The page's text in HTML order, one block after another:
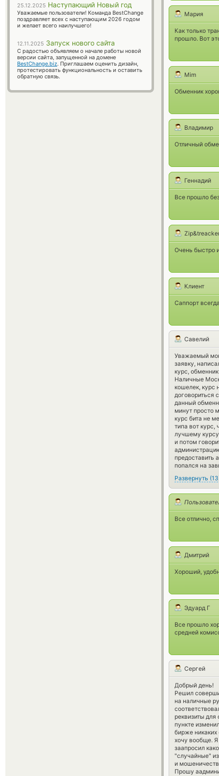
Мария
Как только
прошло. Вот
Mim
Обменник
Владимир
Отличный
Геннадий
Все прошло
Очень быстро
Клиент
Саппорт
Савелий
Уважаемый
заявку,
курс,
Наличные
кошелек, курс
договориться
данный
минут просто
курс бита не
типа вот курс,
лучшему
и потом
предоставить
попался на
Развернуть (13
Все отлично,
Дмитрий
Хороший,
Эдуард Г
Все прошло
средней
Сергей
Добрый день!
Решил
на наличные
реквизиты для
пункте
бирже никаких
хочу вообще.
заапросил
"случайные"
и
Прошу
25.12.2025 Наступающий Новый год
Уважаемые пользователи! Команда BestChange
поздравляет всех с наступающим 2026 годом
и желает всего наилучшего!
12.11.2025 Запуск нового сайта
С радостью объявляем о начале работы новой
версии сайта, запущенной на домене
BestChange.biz. Приглашаем оценить дизайн,
протестировать функциональность и оставить
обратную связь.